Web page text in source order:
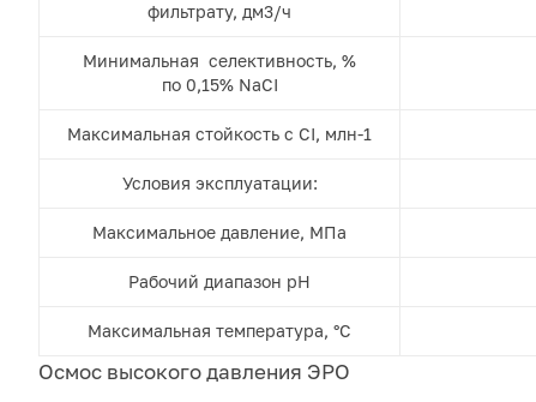
фильтрату, дм3/ч
Минимальная селективность, %
по 0,15% NaCI
Максимальная стойкость с CI, млн-1
Условия эксплуатации:
Максимальное давление, МПа
Рабочий диапазон pH
Максимальная температура, °С
Осмос высокого давления ЭРО